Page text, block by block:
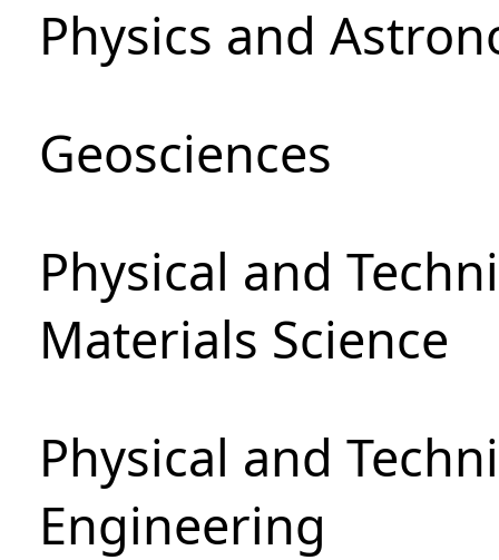
Physics and
Geosciences
Physical and
Materials Science
Physical and
Engineering